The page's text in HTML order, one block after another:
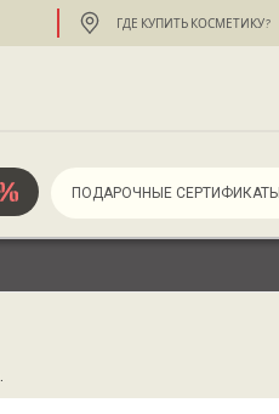
ГДЕ КУПИТЬ КОСМЕТИКУ?
ПОДАРОЧНЫЕ СЕРТИФИКАТЫ